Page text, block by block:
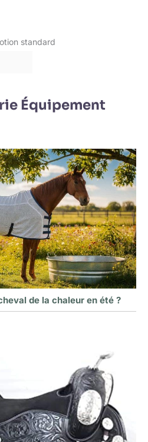
Équipement
de la chaleur en été ?